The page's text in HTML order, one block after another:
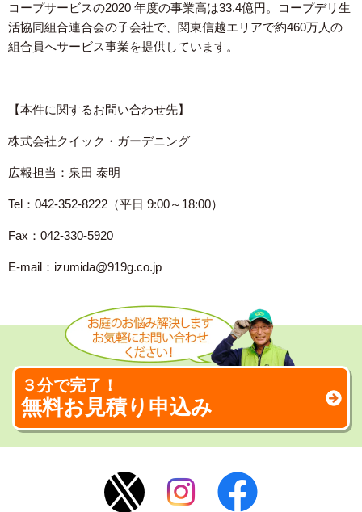
コープサービスの2020 年度の事業高は33.4億円。コープデリ生
活協同組合連合会の子会社で、関東信越エリアで約460万人の
組合員へサービス事業を提供しています。
【本件に関するお問い合わせ先】
株式会社クイック・ガーデニング
広報担当：泉田 泰明
Tel：042-352-8222（平日 9:00～18:00）
Fax：042-330-5920
E-mail：izumida@919g.co.jp
３分で完了！
無料お見積り申込み